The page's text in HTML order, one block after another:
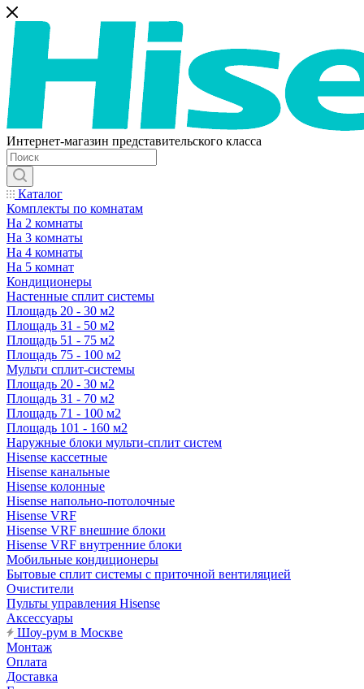
Интернет-магазин представительского класса
Каталог
Комплекты по комнатам
На 2 комнаты
На 3 комнаты
На 4 комнаты
На 5 комнат
Кондиционеры
Настенные сплит системы
Площадь 20 - 30 м2
Площадь 31 - 50 м2
Площадь 51 - 75 м2
Площадь 75 - 100 м2
Мульти сплит-системы
Площадь 20 - 30 м2
Площадь 31 - 70 м2
Площадь 71 - 100 м2
Площадь 101 - 160 м2
Наружные блоки мульти-сплит систем
Hisense кассетные
Hisense канальные
Hisense колонные
Hisense напольно-потолочные
Hisense VRF
Hisense VRF внешние блоки
Hisense VRF внутренние блоки
Мобильные кондиционеры
Бытовые сплит системы с приточной вентиляцией
Очистители
Пульты управления Hisense
Аксессуары
Шоу-рум в Москве
Монтаж
Оплата
Доставка